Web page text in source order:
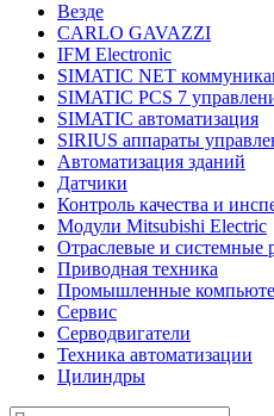
Везде
CARLO GAVAZZI
IFM Electronic
SIMATIC NET
SIMATIC PCS 7
SIMATIC автоматизация
SIRIUS аппараты
Автоматизация зданий
Датчики
Контроль качества и
Модули Mitsubishi Electric
Отраслевые и системные
Приводная техника
Промышленные
Сервис
Серводвигатели
Техника автоматизации
Цилиндры